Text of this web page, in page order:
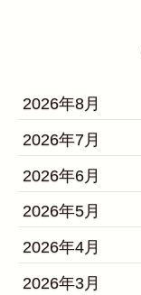
2026年8月
2026年7月
2026年6月
2026年5月
2026年4月
2026年3月